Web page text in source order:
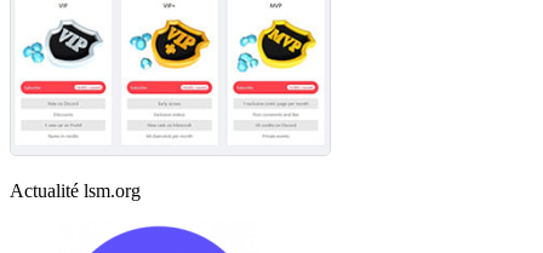
Actualité lsm.org